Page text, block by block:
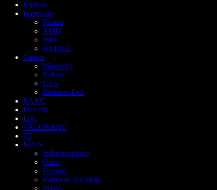
Últimas
Hardware
Pichau
AMD
Intel
NVIDIA
Games
Minecraft
Roblox
GTA
Resident Evil
EA FC
Free fire
LoL
VALORANT
CS
MAIS
Influenciadores
Guias
Fortnite
Rainbow Six Siege
PUBG